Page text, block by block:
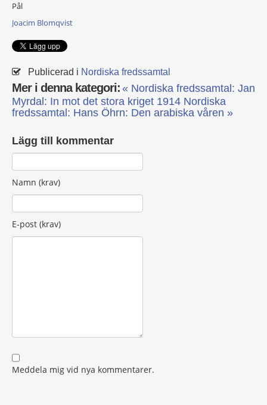
Pål
Joacim Blomqvist
Publicerad i Nordiska fredssamtal
Mer i denna kategori: « Nordiska fredssamtal: Jan
Myrdal: In mot det stora kriget 1914 Nordiska
fredssamtal: Hans Öhrn: Den arabiska våren »
Lägg till kommentar
Namn (krav)
E-post (krav)
Meddela mig vid nya kommentarer.